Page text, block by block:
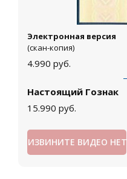
Электронная версия
(скан-копия)
4.990 руб.
Настоящий Гознак
15.990 руб.
ИЗВИНИТЕ ВИДЕО НЕТ